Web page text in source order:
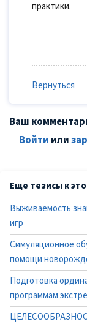
практики.
Вернуться
Ваш
Войти или
Еще тезисы к
Выживаемость
игр
Симуляционное
помощи
Подготовка
программам